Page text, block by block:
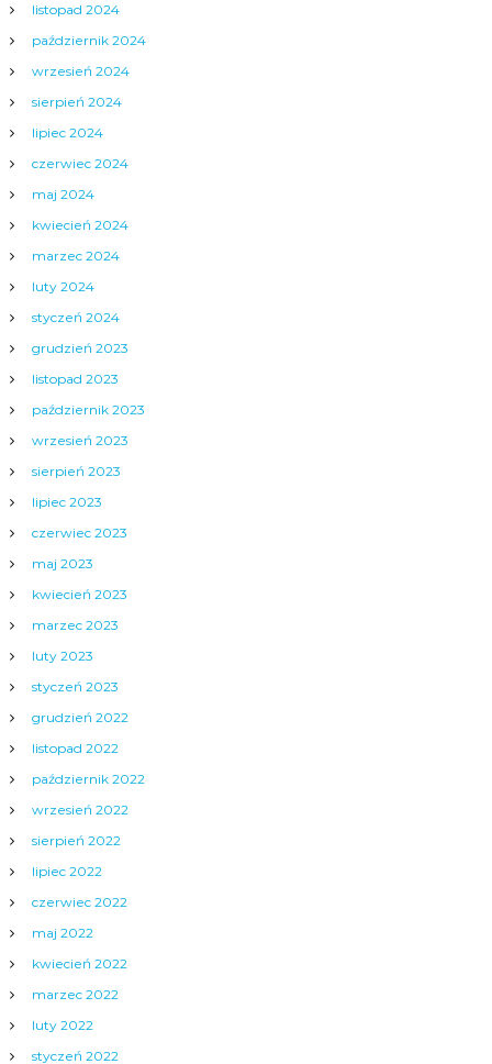
listopad 2024
październik 2024
wrzesień 2024
sierpień 2024
lipiec 2024
czerwiec 2024
maj 2024
kwiecień 2024
marzec 2024
luty 2024
styczeń 2024
grudzień 2023
listopad 2023
październik 2023
wrzesień 2023
sierpień 2023
lipiec 2023
czerwiec 2023
maj 2023
kwiecień 2023
marzec 2023
luty 2023
styczeń 2023
grudzień 2022
listopad 2022
październik 2022
wrzesień 2022
sierpień 2022
lipiec 2022
czerwiec 2022
maj 2022
kwiecień 2022
marzec 2022
luty 2022
styczeń 2022